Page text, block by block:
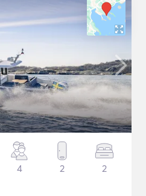
4 2 2